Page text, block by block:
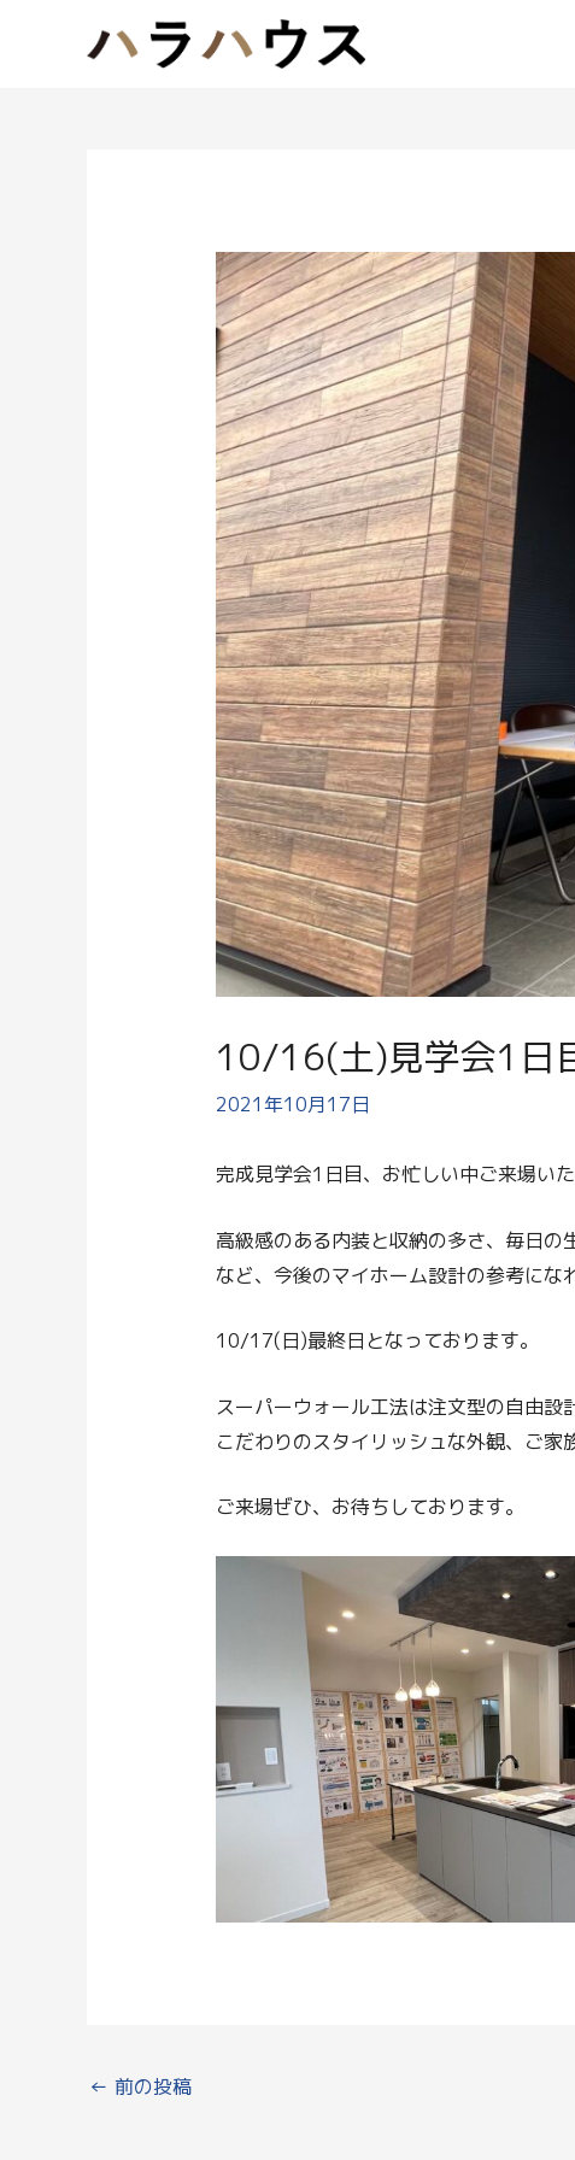
10/16(土)見学会1日
2021年10月17日
完成見学会1日目、お忙しい中ご来場い
高級感のある内装と収納の多さ、毎日
など、今後のマイホーム設計の参考にな
10/17(日)最終日となっております。
スーパーウォール工法は注文型の自由設
こだわりのスタイリッシュな外観、ご家
ご来場ぜひ、お待ちしております。
← 前の投稿